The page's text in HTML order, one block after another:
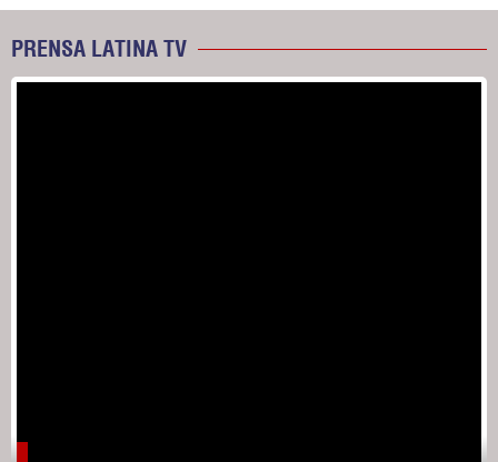
PRENSA LATINA TV